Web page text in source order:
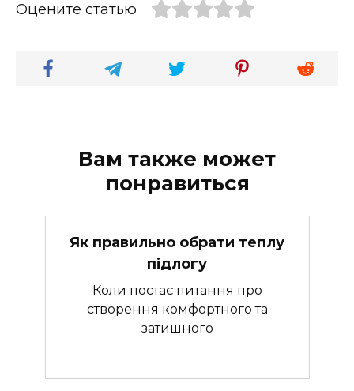
Оцените статью
Вам также может
понравиться
Як правильно обрати теплу
підлогу
Коли постає питання про
створення комфортного та
затишного